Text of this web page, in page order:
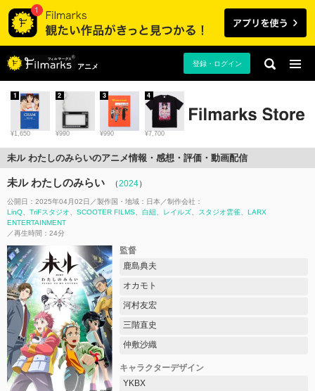
アニメ 登録・ログイン
¥1,650
1
¥990
2
¥990
3
¥7,700
4
未ル わたしのみらいのアニメ情報・感想・評価・動画配信
未ル わたしのみらい （2024）
公開日：2025年04月02日 製作国・地域： 日本
制作会社：
LinQ
TriFスタジオ SCOOTER FILMS 白組 レイルズ スタジオ雲雀
LARX
ENTERTAINMENT
再生時間：24分
監督
鹿島典夫
オカモト
河村友宏
三階直史
仲敷沙織
キャラクターデザイン
YKBX